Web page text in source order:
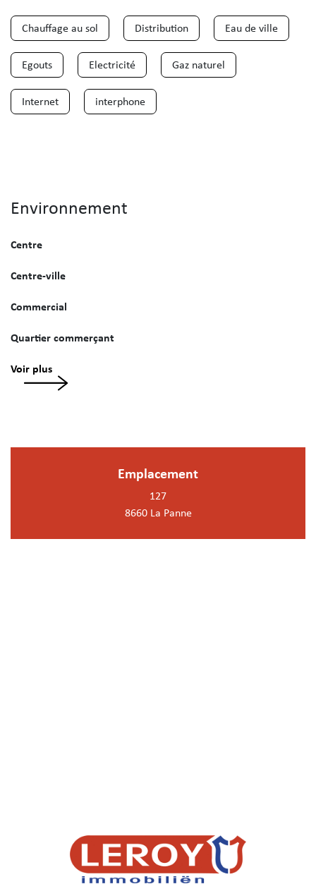
Chauffage au sol Distribution Eau de ville
Egouts Electricité Gaz naturel
Internet interphone
Environnement
Centre
Centre-ville
Commercial
Quartier commerçant
Voir plus
Emplacement
127
8660 La Panne